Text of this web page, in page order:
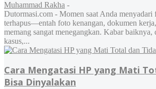
Muhammad Rakha -
Dutormasi.com - Momen saat Anda menyadari
terhapus—entah foto kenangan, dokumen
memang sangat menegangkan. Kabar baiknya,
kasus,...
Cara Mengatasi HP yang Mati
Bisa Dinyalakan